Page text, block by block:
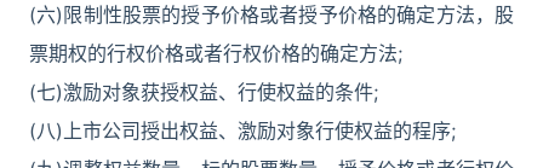
(六)限制性股票的授予价格或者授予价格的确定方法，股
票期权的行权价格或者行权价格的确定方法;
(七)激励对象获授权益、行使权益的条件;
(八)上市公司授出权益、激励对象行使权益的程序;